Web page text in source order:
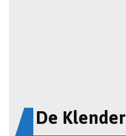
De Klender